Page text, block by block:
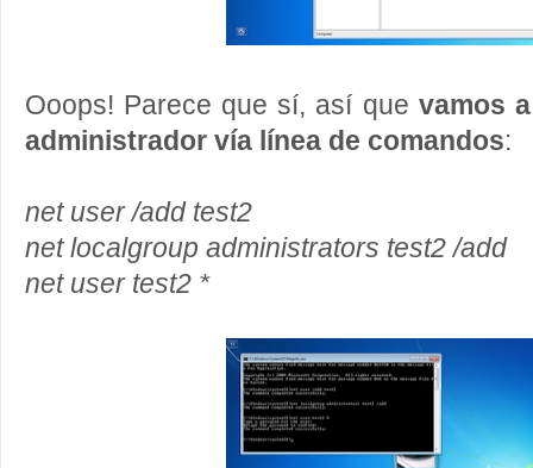
Ooops! Parece que sí, así que vamos
administrador vía línea de comandos:
net user /add test2
net localgroup administrators test2 /add
net user test2 *